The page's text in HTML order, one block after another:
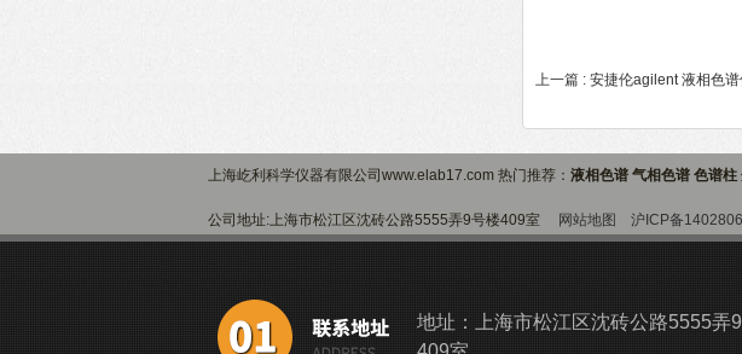
上一篇 : 安捷伦agilent 液相色
上海屹利科学仪器有限公司www.elab17.com 热门推荐： 液相色谱 气相色谱 色谱
公司地址:上海市松江区沈砖公路5555弄9号楼409室 网站地图 沪ICP备
地址：上海市松江区沈砖公路5555弄